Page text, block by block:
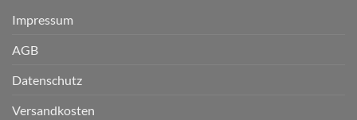
Impressum
AGB
Datenschutz
Versandkosten